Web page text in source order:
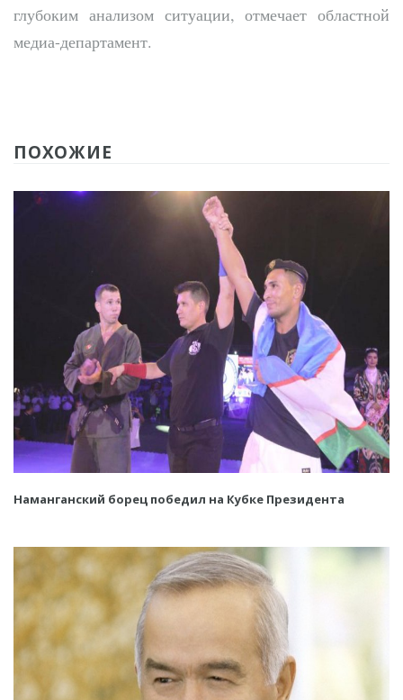
глубоким анализом ситуации, отмечает областной
медиа-департамент.
ПОХОЖИЕ
Наманганский борец победил на Кубке Президента